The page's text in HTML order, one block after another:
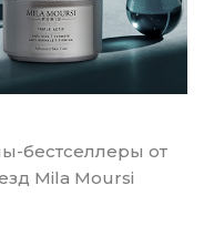
бестселлеры от
Mila Moursi